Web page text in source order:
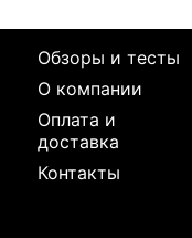
Обзоры и тесты
О компании
Оплата и
доставка
Контакты